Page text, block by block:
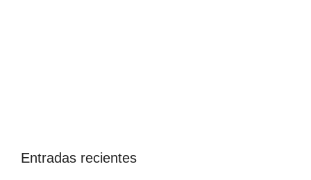
Entradas recientes